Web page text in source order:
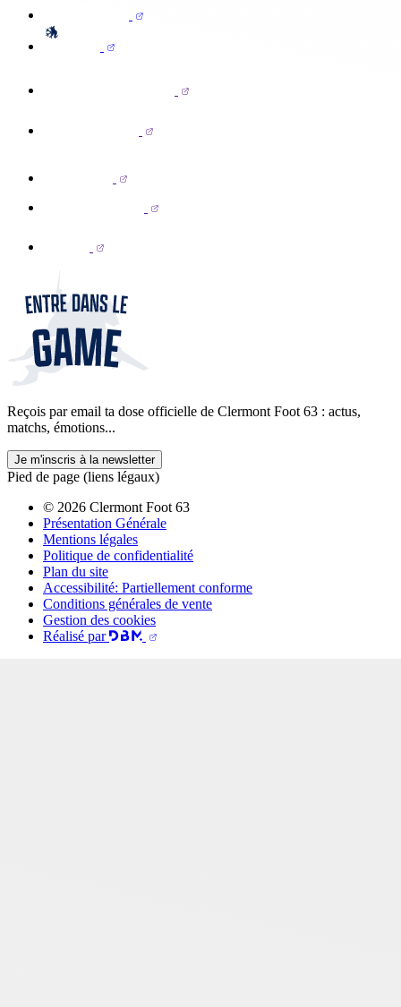
Reçois par email ta dose officielle de Clermont Foot 63 : actus,
matchs, émotions...
Je m'inscris à la newsletter
Pied de page (liens légaux)
© 2026 Clermont Foot 63
Présentation Générale
Mentions légales
Politique de confidentialité
Plan du site
Accessibilité: Partiellement conforme
Conditions générales de vente
Gestion des cookies
Réalisé par